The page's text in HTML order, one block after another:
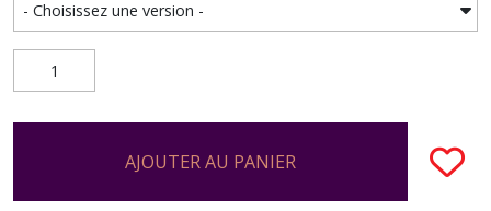
AJOUTER AU PANIER